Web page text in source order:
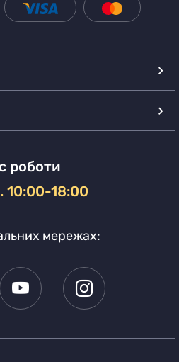
роботи
10:00-18:00
мережах: